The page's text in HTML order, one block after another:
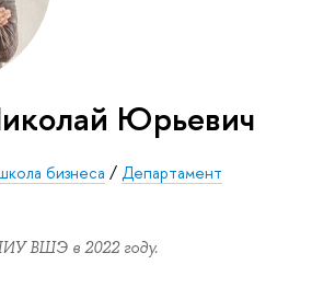
Юрьевич
бизнеса / Департамент
ВШЭ в 2022 году.